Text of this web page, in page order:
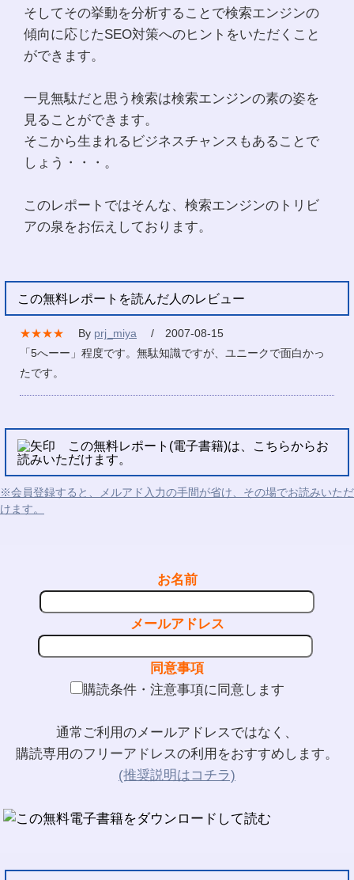
そしてその挙動を分析することで検索エンジンの
傾向に応じたSEO対策へのヒントをいただくこと
ができます。
一見無駄だと思う検索は検索エンジンの素の姿を
見ることができます。
そこから生まれるビジネスチャンスもあることで
しょう・・・。
このレポートではそんな、検索エンジンのトリビ
アの泉をお伝えしております。
この無料レポートを読んだ人のレビュー
★★★★ By prj_miya
/ 2007-08-15
「5へーー」程度です。無駄知識ですが、ユニークで面白かっ
たです。
この無料レポート(電子書籍)は、こちらからお
読みいただけます。
※会員登録すると、メルアド入力の手間が省け、その場でお読みいただ
けます。
お名前
メールアドレス
同意事項
購読条件・注意事項に同意します
通常ご利用のメールアドレスではなく、
購読専用のフリーアドレスの利用をおすすめします。
(推奨説明はコチラ)